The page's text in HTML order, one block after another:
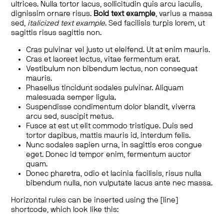
ultrices. Nulla tortor lacus, sollicitudin quis arcu iaculis,
dignissim ornare risus. Bold text example, varius a massa
sed, italicized text example. Sed facilisis turpis lorem, ut
sagittis risus sagittis non.
Cras pulvinar vel justo ut eleifend. Ut at enim mauris.
Cras et laoreet lectus, vitae fermentum erat.
Vestibulum non bibendum lectus, non consequat
mauris.
Phasellus tincidunt sodales pulvinar. Aliquam
malesuada semper ligula.
Suspendisse condimentum dolor blandit, viverra
arcu sed, suscipit metus.
Fusce at est ut elit commodo tristique. Duis sed
tortor dapibus, mattis mauris id, interdum felis.
Nunc sodales sapien urna, in sagittis eros congue
eget. Donec id tempor enim, fermentum auctor
quam.
Donec pharetra, odio et lacinia facilisis, risus nulla
bibendum nulla, non vulputate lacus ante nec massa.
Horizontal rules can be inserted using the [line]
shortcode, which look like this: